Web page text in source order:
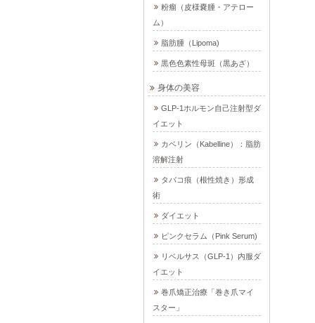
粉瘤（皮様嚢腫・アテロー
ム）
脂肪腫（Lipoma)
黒色色素性母斑（黒あざ）
身体の美容
GLP-1ホルモン自己注射型ダ
イエット
カベリン（Kabelline）：脂肪
溶解注射
タバコ痕（根性焼き）形成
術
ダイエット
ピンクセラム（Pink Serum)
リベルサス（GLP-1）内服ダ
イエット
巻爪矯正治療「巻き爪マイ
スター」